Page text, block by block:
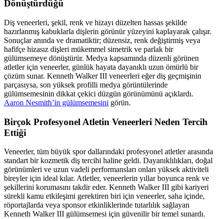
Dönüştürdüğü
Diş veneerleri, şekil, renk ve hizayı düzelten hassas şekilde
hazırlanmış kabuklarla dişlerin görünür yüzeyini kaplayarak çalışır.
Sonuçlar anında ve dramatiktir; düzensiz, renk değiştirmiş veya
hafifçe hizasız dişleri mükemmel simetrik ve parlak bir
gülümsemeye dönüştürür. Medya kapsamında düzenli görünen
atletler için veneerler, günlük hayata dayanıklı uzun ömürlü bir
çözüm sunar. Kenneth Walker III veneerleri eğer diş geçmişinin
parçasıysa, son yüksek profilli medya görüntülerinde
gülümsemesinin dikkat çekici düzgün görünümünü açıklardı.
Aaron Nesmith’in gülümsemesini görün.
Birçok Profesyonel Atletin Veneerleri Neden Tercih
Ettiği
Veneerler, tüm büyük spor dallarındaki profesyonel atletler arasında
standart bir kozmetik diş tercihi haline geldi. Dayanıklılıkları, doğal
görünümleri ve uzun vadeli performansları onları yüksek aktiviteli
bireyler için ideal kılar. Atletler, veneerlerin yıllar boyunca renk ve
şekillerini korumasını takdir eder. Kenneth Walker III gibi kariyeri
sürekli kamu etkileşimi gerektiren biri için veneerler, saha içinde,
röportajlarda veya sponsor etkinliklerinde tutarlılık sağlayan
Kenneth Walker III gülümsemesi için güvenilir bir temel sunardı.